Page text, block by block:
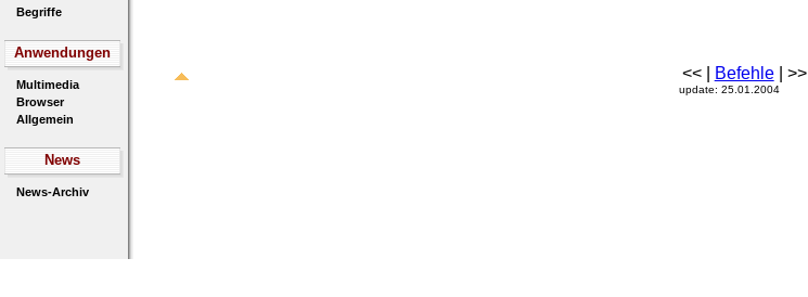
Begriffe
Anwendungen
Multimedia
Browser
Allgemein
News
News-Archiv
<< | Befehle| >>
update: 25.01.2004